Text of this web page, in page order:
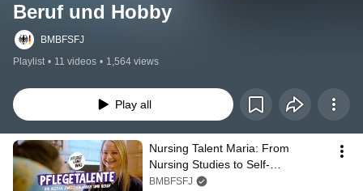
Beruf und Hobby
BMBFSFJ
Playlist • 11 videos • 1,564 views
Play all
Nursing Talent Maria: From
Nursing Studies to Self-
Employment #NursingTalents
BMBFSFJ